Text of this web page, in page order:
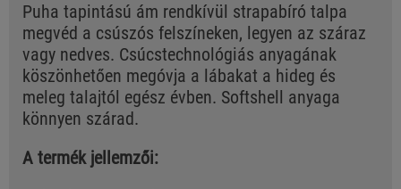
Puha tapintású ám rendkívül strapabíró talpa
megvéd a csúszós felszíneken, legyen az száraz
vagy nedves. Csúcstechnológiás anyagának
köszönhetően megóvja a lábakat a hideg és
meleg talajtól egész évben. Softshell anyaga
könnyen szárad.
A termék jellemzői: